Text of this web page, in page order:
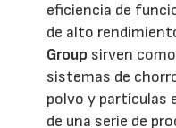
eficiencia de
de alto
Group sirven
sistemas de
polvo y partículas
de una serie de